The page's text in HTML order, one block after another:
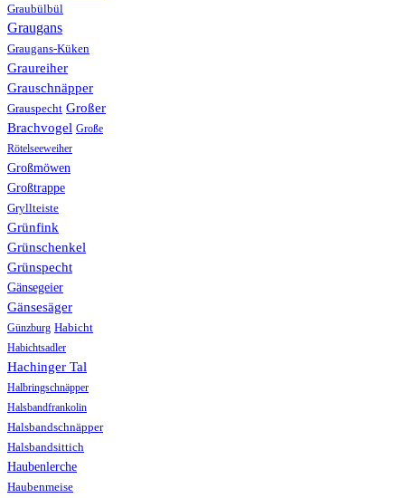
Graubülbül
Graugans
Graugans-Küken
Graureiher
Grauschnäpper
Grauspecht Großer
Brachvogel Große
Rötelseeweiher
Großmöwen
Großtrappe
Gryllteiste
Grünfink
Grünschenkel
Grünspecht
Gänsegeier
Gänsesäger
Günzburg Habicht
Habichtsadler
Hachinger Tal
Halbringschnäpper
Halsbandfrankolin
Halsbandschnäpper
Halsbandsittich
Haubenlerche
Haubenmeise